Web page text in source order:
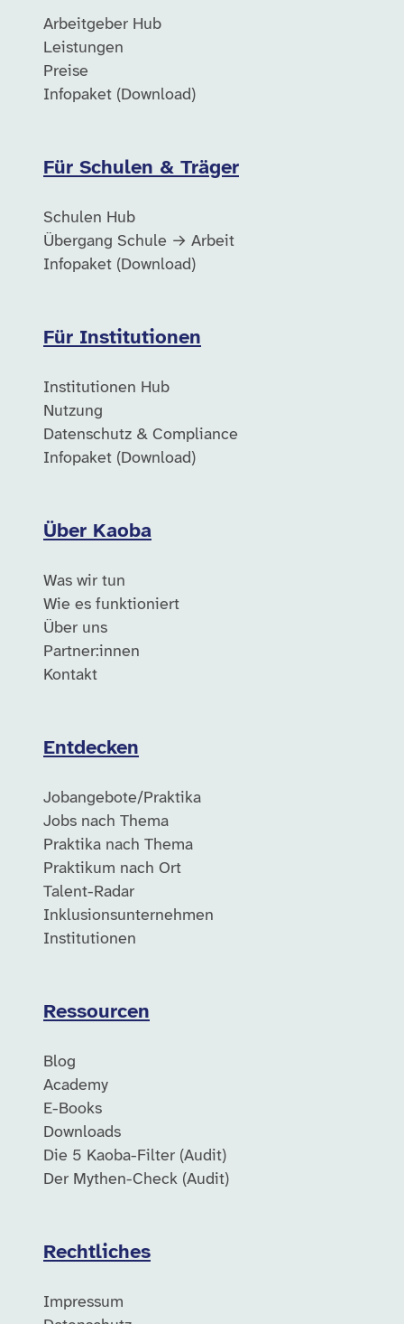
Arbeitgeber Hub
Leistungen
Preise
Infopaket (Download)
Für Schulen & Träger
Schulen Hub
Übergang Schule → Arbeit
Infopaket (Download)
Für Institutionen
Institutionen Hub
Nutzung
Datenschutz & Compliance
Infopaket (Download)
Über Kaoba
Was wir tun
Wie es funktioniert
Über uns
Partner:innen
Kontakt
Entdecken
Jobangebote/Praktika
Jobs nach Thema
Praktika nach Thema
Praktikum nach Ort
Talent-Radar
Inklusionsunternehmen
Institutionen
Ressourcen
Blog
Academy
E-Books
Downloads
Die 5 Kaoba-Filter (Audit)
Der Mythen-Check (Audit)
Rechtliches
Impressum